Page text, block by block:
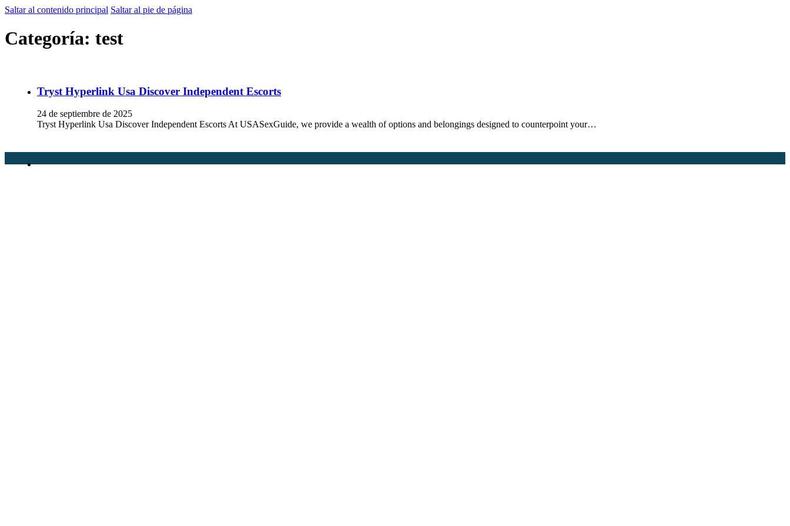
Saltar al contenido principal Saltar al pie de página
Categoría: test
Tryst Hyperlink Usa Discover Independent Escorts
24 de septiembre de 2025
Tryst Hyperlink Usa Discover Independent Escorts At USASexGuide, we provide a wealth of options and belongings designed to counterpoint your…